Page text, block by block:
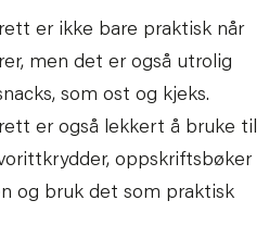
er ikke bare praktisk når
men det er også utrolig
som ost og kjeks.
er også lekkert å bruke til
oppskriftsbøker
og bruk det som praktisk